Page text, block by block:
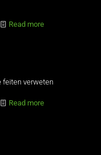
Read more
feiten verweten
Read more